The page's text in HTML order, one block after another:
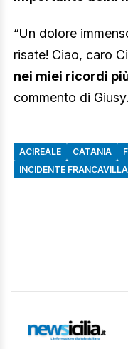
“Un dolore
risate! Ciao, caro
nei miei ricordi
commento di Giusy.
ACIREALE CATANIA
INCIDENTE FRANCAVILLA